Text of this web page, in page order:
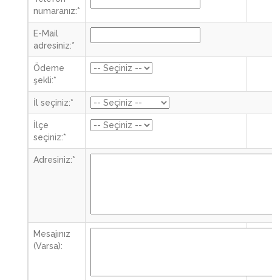
numaranız:*
E-Mail
adresiniz:*
Ödeme
şekli:*
İl seçiniz:*
İlçe
seçiniz:*
Adresiniz:*
Mesajınız
(Varsa):